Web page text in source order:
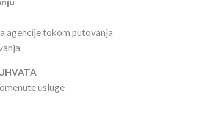
agencije tokom putovanja
usluge